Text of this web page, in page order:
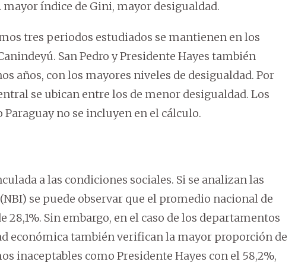
índice de Gini, mayor desigualdad.
tres periodos estudiados se mantienen en los
San Pedro y Presidente Hayes también
años, con los mayores niveles de desigualdad. Por
se ubican entre los de menor desigualdad. Los
no se incluyen en el cálculo.
a las condiciones sociales. Si se analizan las
se puede observar que el promedio nacional de
28,1%. Sin embargo, en el caso de los departamentos
económica también verifican la mayor proporción de
inaceptables como Presidente Hayes con el 58,2%,